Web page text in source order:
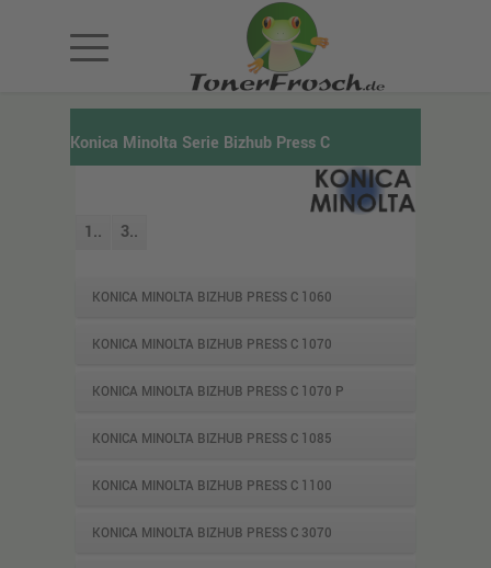
Konica Minolta Serie Bizhub Press C
1.. 3..
KONICA MINOLTA BIZHUB PRESS C 1060
KONICA MINOLTA BIZHUB PRESS C 1070
KONICA MINOLTA BIZHUB PRESS C 1070 P
KONICA MINOLTA BIZHUB PRESS C 1085
KONICA MINOLTA BIZHUB PRESS C 1100
KONICA MINOLTA BIZHUB PRESS C 3070